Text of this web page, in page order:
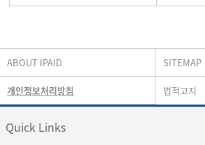
ABOUT IPAID SITEMAP
개인정보처리방침 법적고지
Quick Links